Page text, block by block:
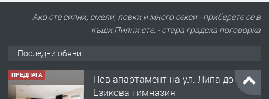
Ако сте силни, смели, ловки и много секси - приберете се в
къщи.Пияни сте. - стара градска поговорка
Последни обяви
ПРЕДЛАГА
Нов апартамент на ул. Липа до
Езикова гимназия